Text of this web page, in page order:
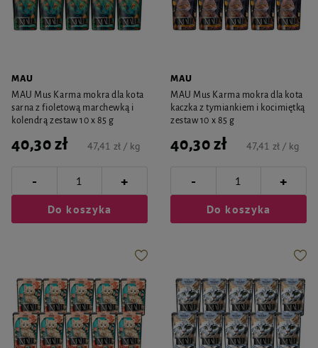
MAU
MAU Mus Karma mokra dla kota
sarna z fioletową marchewką i
kolendrą zestaw 10 x 85 g
40,30 zł 47,41 zł / kg
- +
Do koszyka
MAU
MAU Mus Karma mokra dla kota
kaczka z tymiankiem i kocimiętką
zestaw 10 x 85 g
40,30 zł 47,41 zł / kg
- +
Do koszyka